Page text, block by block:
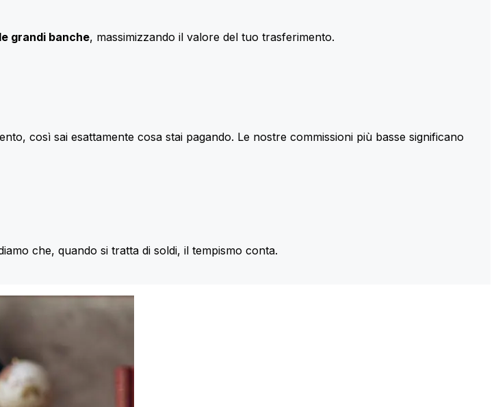
grandi banche, massimizzando il valore del tuo trasferimento.
così sai esattamente cosa stai pagando. Le nostre commissioni più basse significano
che, quando si tratta di soldi, il tempismo conta.